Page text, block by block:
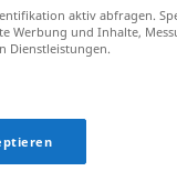
aktiv abfragen.
Werbung und Inhalte,
Dienstleistungen.